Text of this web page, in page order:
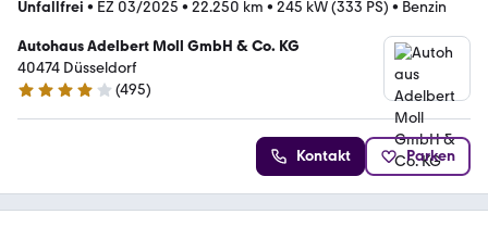
Unfallfrei • EZ 03/2025 • 22.250 km • 245 kW (333 PS) • Benzin
Autohaus Adelbert Moll GmbH & Co. KG
40474 Düsseldorf
4.1 Sterne
(495)
Kontakt Parken